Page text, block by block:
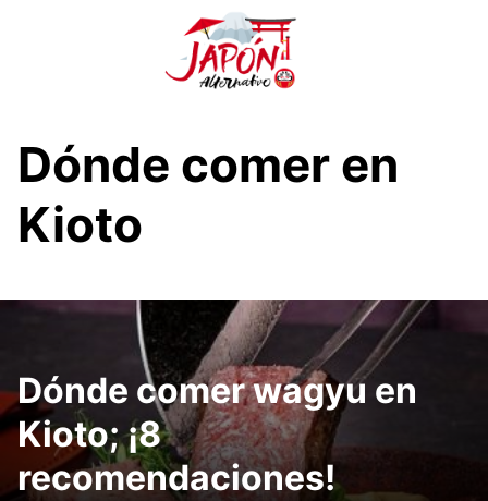
t
d
o
Dónde comer en
Kioto
Dónde comer wagyu en
Kioto; ¡8
recomendaciones!